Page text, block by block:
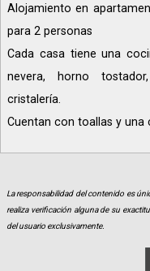
Alojamiento en
para 2 personas
Cada casa tiene una
nevera, horno
cristalería.
Cuentan con toallas y una
La responsabilidad del contenido es
realiza verificación alguna de su
del usuario exclusivamente.